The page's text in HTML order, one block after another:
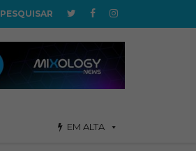
PESQUISAR
EM ALTA